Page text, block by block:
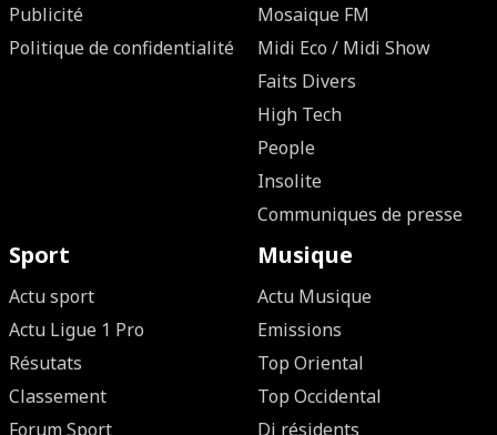
Publicité
Politique de confidentialité
Mosaique FM
Midi Eco / Midi Show
Faits Divers
High Tech
People
Insolite
Communiques de presse
Sport
Actu sport
Actu Ligue 1 Pro
Résutats
Classement
Forum Sport
Musique
Actu Musique
Emissions
Top Oriental
Top Occidental
Dj résidents